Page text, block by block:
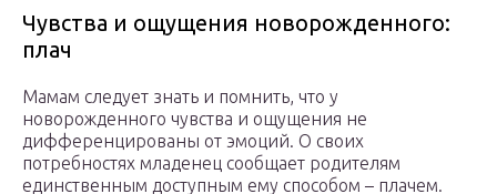
Чувства и ощущения новорожденного:
плач
Мамам следует знать и помнить, что у
новорожденного чувства и ощущения не
дифференцированы от эмоций. О своих
потребностях младенец сообщает родителям
единственным доступным ему способом – плачем.